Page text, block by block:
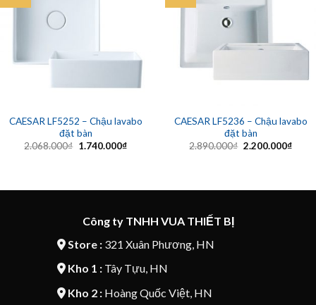
CAESAR LF5252 – Chậu lavabo
đặt bàn
2.068.000₫ Giá
1.740.000₫Giá
CAESAR LF5236 – Chậu lavabo
đặt bàn
2.890.000₫ Giá
2.200.000₫Giá
Công ty TNHH VUA THIẾT BỊ
Store :321 Xuân Phương, HN
Kho 1 :Tây Tựu, HN
Kho 2 :Hoàng Quốc Việt, HN